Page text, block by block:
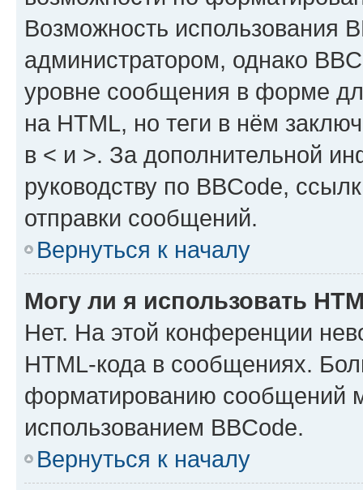
Возможность использования
администратором, однако
уровне сообщения в форме
на HTML, но теги в нём
в < и >. За дополнительной
руководству по BBCode,
отправки сообщений.
Вернуться к началу
Могу ли я использовать
Нет. На этой конференции
HTML-кода в сообщениях.
форматированию сообщений
использованием BBCode.
Вернуться к началу